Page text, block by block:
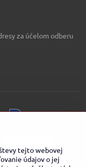
za účelom odberu
tejto webovej
údajov o jej